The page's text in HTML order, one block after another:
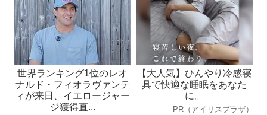
世界ランキング1位のレオ
ナルド・フィオラヴァンテ
ィが来日、イエロージャー
ジ獲得直...
【大人気】ひんやり冷感寝
具で快適な睡眠をあなた
に。
PR（アイリスプラザ）